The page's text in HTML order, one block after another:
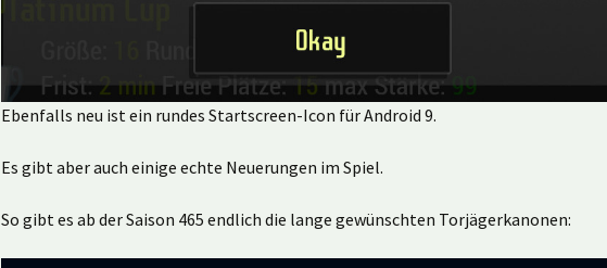
Ebenfalls neu ist ein rundes Startscreen-Icon für Android 9.
Es gibt aber auch einige echte Neuerungen im Spiel.
So gibt es ab der Saison 465 endlich die lange gewünschten Torjägerkanonen: